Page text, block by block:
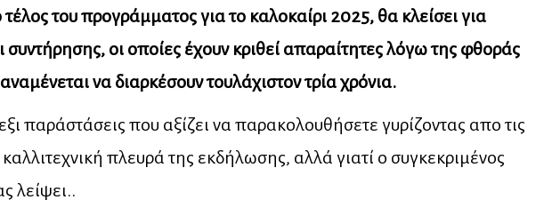
του προγράμματος για το καλοκαίρι 2025, θα κλείσει για
οι οποίες έχουν κριθεί απαραίτητες λόγω της φθοράς
να διαρκέσουν τουλάχιστον τρία χρόνια.
παράστάσεις που αξίζει να παρακολουθήσετε γυρίζοντας απο τις
πλευρά της εκδήλωσης, αλλά γιατί ο συγκεκριμένος
λείψει..